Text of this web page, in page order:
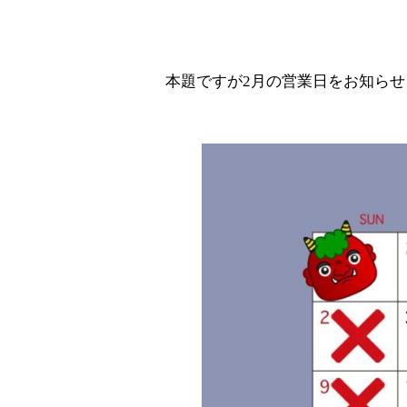
本題ですが2月の営業日をお知ら